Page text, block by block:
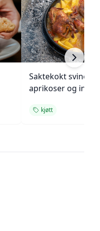
Saktekokt
aprikoser og
kjøtt